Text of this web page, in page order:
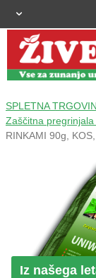
OGRAJNI
ZUNANJA
KMETIJSTVO
OGREVANJE
GRADNJA
SPLETNA
Zaščitna pregrinjala
RINKAMI 90g,
Iz našega